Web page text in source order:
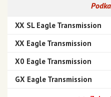
XX SL Eagle Transmission
XX Eagle Transmission
X0 Eagle Transmission
GX Eagle Transmission